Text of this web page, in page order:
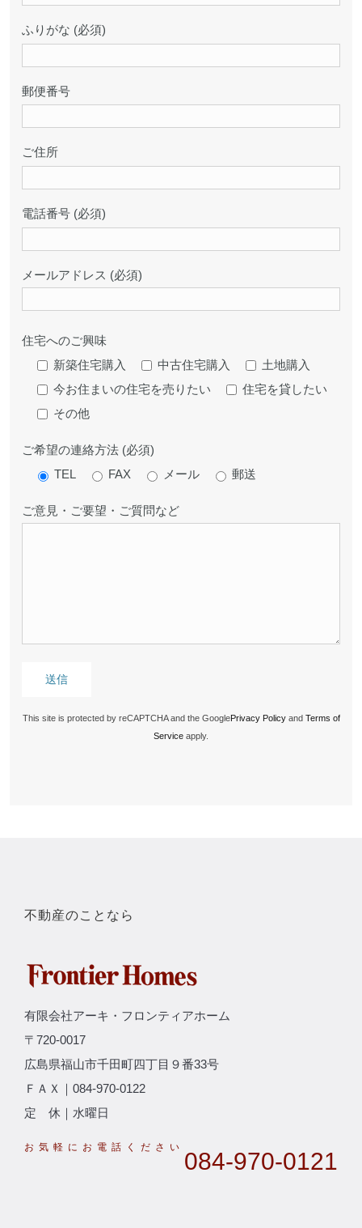
ふりがな (必須)
郵便番号
ご住所
電話番号 (必須)
メールアドレス (必須)
住宅へのご興味
新築住宅購入
中古住宅購入
土地購入
今お住まいの住宅を売りたい
住宅を貸したい
その他
ご希望の連絡方法 (必須)
TEL
FAX メール 郵送
ご意見・ご要望・ご質問など
This site is protected by reCAPTCHA and the GooglePrivacy Policyand Terms of
Service apply.
不動産のことなら
有限会社アーキ・フロンティアホーム
〒720-0017
広島県福山市千田町四丁目９番33号
ＦＡＸ｜084-970-0122
定 休｜水曜日
084-970-0121